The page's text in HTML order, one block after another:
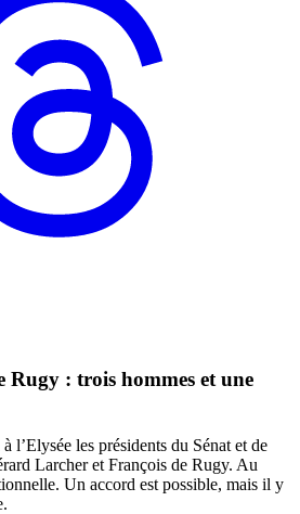
Rugy : trois hommes et une
l’Elysée les présidents du Sénat et de
Larcher et François de Rugy. Au
Un accord est possible, mais il y